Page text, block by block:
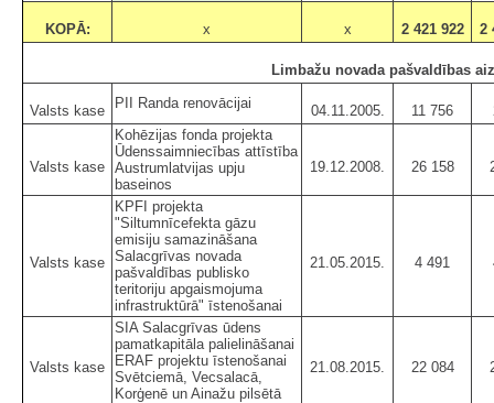
KOPĀ: x x 2 421 922 2
Limbažu novada pašvaldības
Valsts kase PII Randa renovācijai 04.11.2005. 11 756
Valsts kase
Kohēzijas fonda projekta
Ūdenssaimniecības attīstība
Austrumlatvijas upju
baseinos
19.12.2008. 26 158
Valsts kase
KPFI projekta
"Siltumnīcefekta gāzu
emisiju samazināšana
Salacgrīvas novada
pašvaldības publisko
teritoriju apgaismojuma
infrastruktūrā" īstenošanai
21.05.2015. 4 491
Valsts kase
SIA Salacgrīvas ūdens
pamatkapitāla palielināšanai
ERAF projektu īstenošanai
Svētciemā, Vecsalacā,
Korģenē un Ainažu pilsētā
21.08.2015. 22 084